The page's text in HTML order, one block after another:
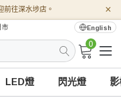
前往深水埗店。 ×
市 English
0
LED燈 閃光燈